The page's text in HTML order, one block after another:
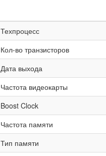
Техпроцесс
Кол-во транзисторов
Дата выхода
Частота видеокарты
Boost Clock
Частота памяти
Тип памяти